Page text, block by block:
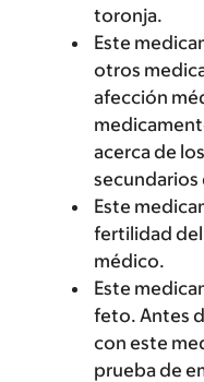
toronja.
Este
otros
afección
acerca de
secundarios
Este
fertilidad
médico.
Este
feto. Antes
con este
prueba de